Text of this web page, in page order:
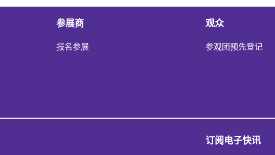
参展商
报名参展
观众
参观团预先登记
订阅电子快讯